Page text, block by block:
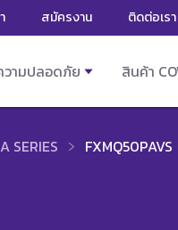
สมัครงาน ติดต่อเรา
วามปลอดภัย สินค้า
SERIES FXMQ50PAVS